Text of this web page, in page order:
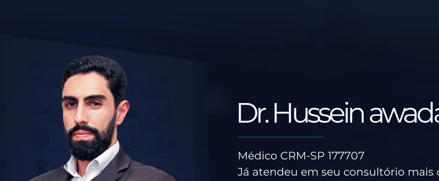
Dr. Hussein
Médico CRM-SP 177707
Já atendeu em seu consultório mais